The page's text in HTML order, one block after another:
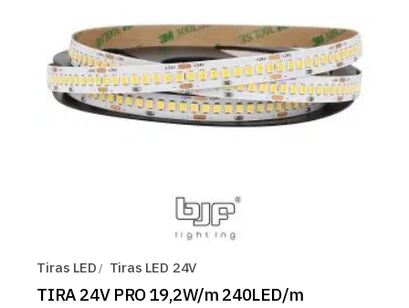
Tiras LED Tiras LED 24V
TIRA 24V PRO 19,2W/m 240LED/m